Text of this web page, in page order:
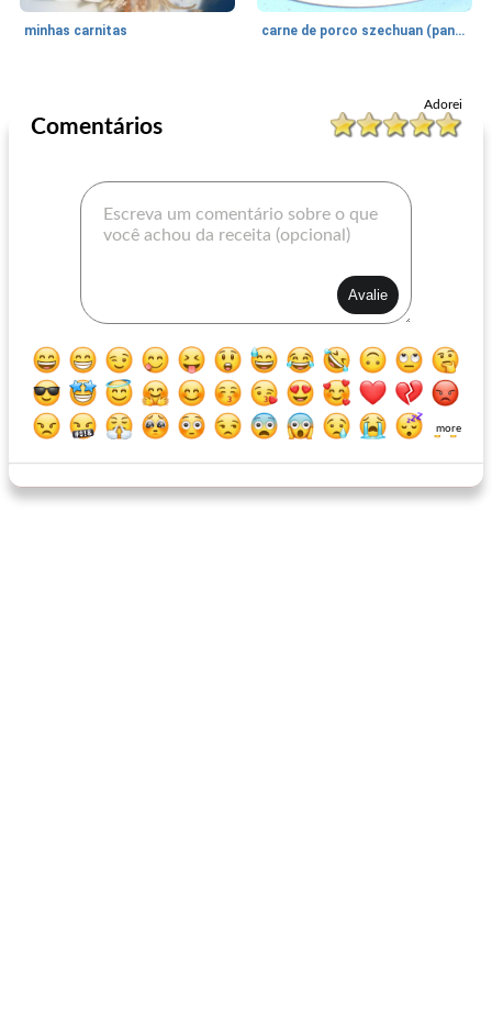
minhas carnitas carne de porco szechuan (panela de barro)
fogão lento shoyu porco
Adorei
Comentários
more